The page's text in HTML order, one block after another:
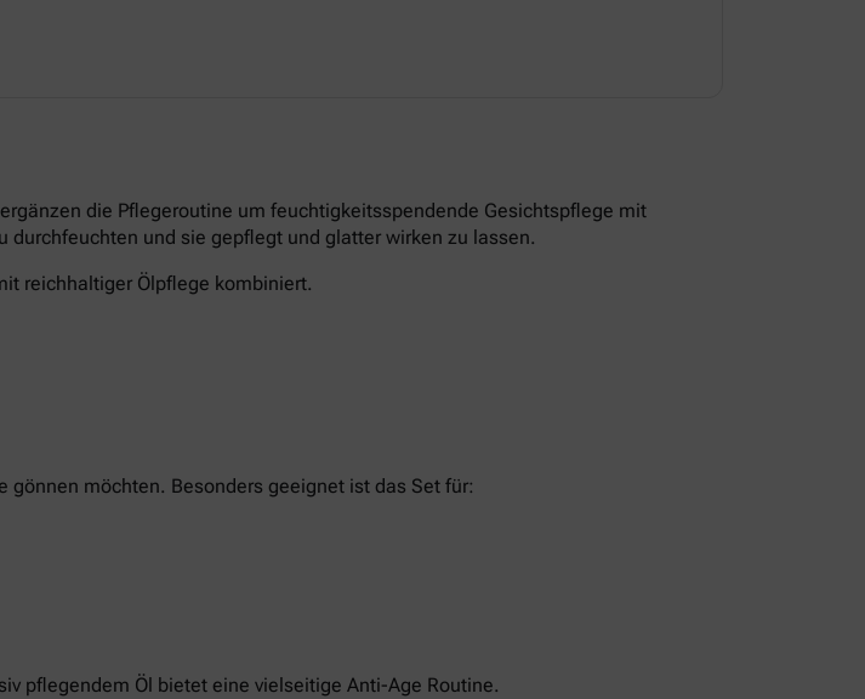
die Pflegeroutine um feuchtigkeitsspendende Gesichtspflege mit
und sie gepflegt und glatter wirken zu lassen.
reichhaltiger Ölpflege kombiniert.
möchten. Besonders geeignet ist das Set für:
pflegendem Öl bietet eine vielseitige Anti-Age Routine.